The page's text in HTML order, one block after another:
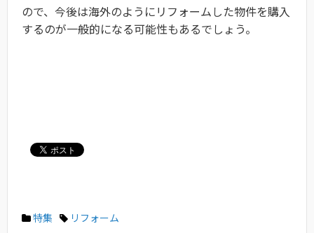
ので、今後は海外のようにリフォームした物件を購入
するのが一般的になる可能性もあるでしょう。
特集 リフォーム